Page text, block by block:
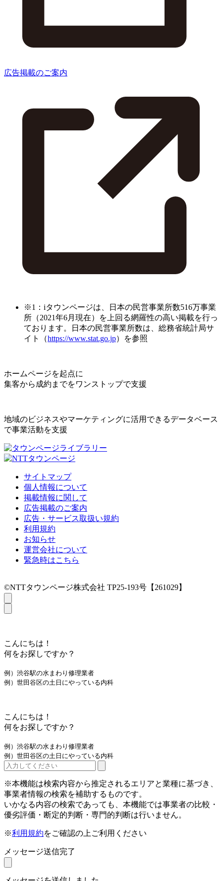
広告掲載のご案内
※1：iタウンページは、日本の民営事業所数516万事業
所（2021年6月現在）を上回る網羅性の高い掲載を行っ
ております。日本の民営事業所数は、総務省統計局サ
イト（https://www.stat.go.jp）を参照
ホームページを起点に
集客から成約までをワンストップで支援
地域のビジネスやマーケティングに活用できるデータベース
で事業活動を支援
サイトマップ
個人情報について
掲載情報に関して
広告掲載のご案内
広告・サービス取扱い規約
利用規約
お知らせ
運営会社について
緊急時はこちら
©NTTタウンページ株式会社 TP25-193号【261029】
こんにちは！
何をお探しですか？
例）渋谷駅の水まわり修理業者
例）世田谷区の土日にやっている内科
こんにちは！
何をお探しですか？
例）渋谷駅の水まわり修理業者
例）世田谷区の土日にやっている内科
※本機能は検索内容から推定されるエリアと業種に基づき、
事業者情報の検索を補助するものです。
いかなる内容の検索であっても、本機能では事業者の比較・
優劣評価・断定的判断・専門的判断は行いません。
※利用規約をご確認の上ご利用ください
メッセージ送信完了